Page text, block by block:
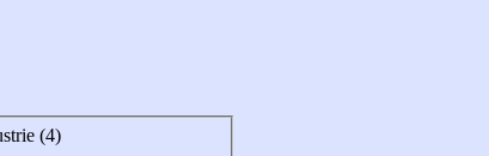
(4)